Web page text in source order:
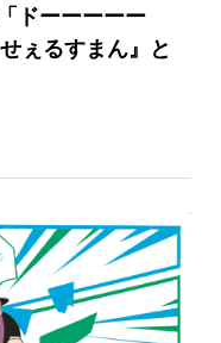
ドーーーーー
ぇるすまん』と